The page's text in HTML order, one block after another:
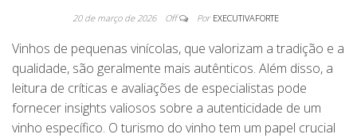
20 de março de 2026 Off Por EXECUTIVAFORTE
Vinhos de pequenas vinícolas, que valorizam a tradição e a
qualidade, são geralmente mais autênticos. Além disso, a
leitura de críticas e avaliações de especialistas pode
fornecer insights valiosos sobre a autenticidade de um
vinho específico. O turismo do vinho tem um papel crucial